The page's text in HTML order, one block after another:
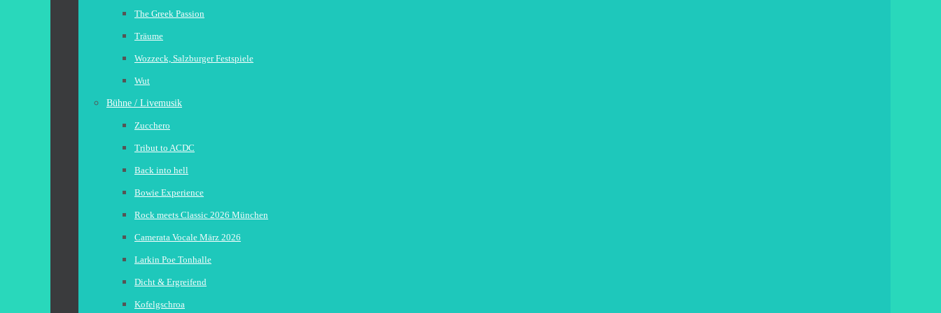
The Greek Passion
Träume
Wozzeck, Salzburger Festspiele
Wut
Bühne / Livemusik
Zucchero
Tribut to ACDC
Back into hell
Bowie Experience
Rock meets Classic 2026 München
Camerata Vocale März 2026
Larkin Poe Tonhalle
Dicht & Ergreifend
Kofelgschroa